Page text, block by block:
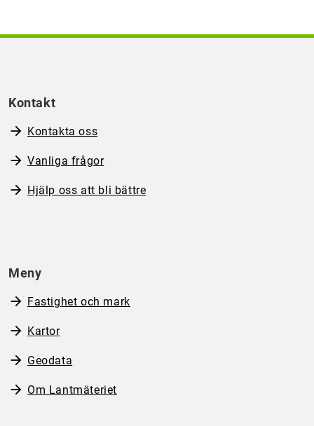
Kontakt
Kontakta oss
Vanliga frågor
Hjälp oss att bli bättre
Meny
Fastighet och mark
Kartor
Geodata
Om Lantmäteriet